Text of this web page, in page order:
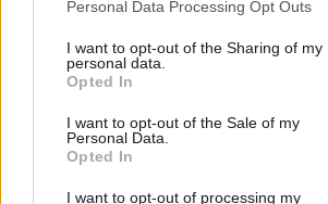
Personal Data Processing Opt Outs
I want to opt-out of the Sharing of my
personal data.
Opted In
I want to opt-out of the Sale of my
Personal Data.
Opted In
I want to opt-out of processing my
Nam pozostaje kontynuowanie ich
Agnieszka 秀秀 Couderq